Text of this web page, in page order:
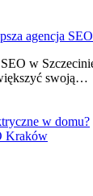
agencja
w
swoją…
w domu?
Kraków